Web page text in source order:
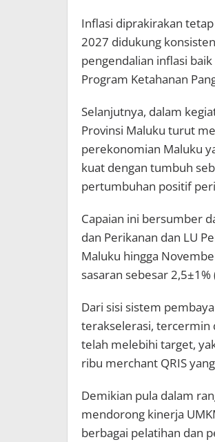
Inflasi diprakirakan
2027 didukung
pengendalian inflasi
Program Ketahanan
Selanjutnya, dalam
Provinsi Maluku turut
perekonomian Maluku
kuat dengan tumbuh
pertumbuhan positif
Capaian ini bersumber
dan Perikanan dan LU
Maluku hingga
sasaran sebesar 2,5±1%
Dari sisi sistem
terakselerasi, tercermin
telah melebihi target,
ribu merchant QRIS
Demikian pula dalam
mendorong kinerja
berbagai pelatihan dan